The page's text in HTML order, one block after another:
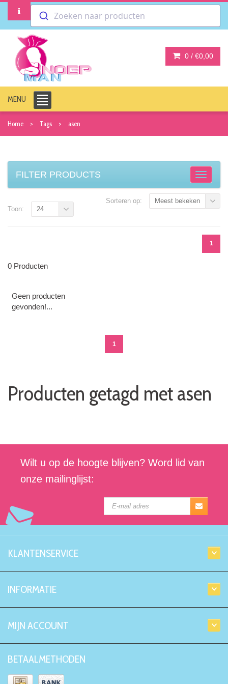
Zoeken naar producten
0 / €0,00
MENU
Home Tags asen
FILTER PRODUCTS
Sorteren op: Meest bekeken
1
Toon: 24
0 Producten
Geen producten
gevonden!...
1
Producten getagd met asen
Wilt u op de hoogte blijven? Word lid van
onze mailinglijst:
KLANTENSERVICE
INFORMATIE
MIJN ACCOUNT
BETAALMETHODEN